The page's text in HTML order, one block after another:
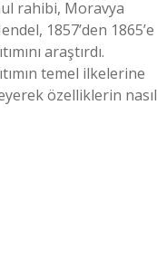
rahibi, Moravya
1857’den 1865’e
araştırdı.
temel ilkelerine
özelliklerin nasıl